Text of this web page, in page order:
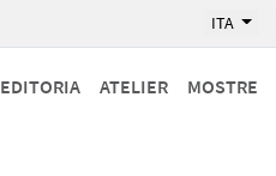
ITA
EDITORIA ATELIER MOSTRE